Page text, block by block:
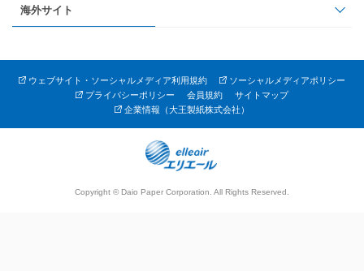
海外サイト
ウェブサイト・ソーシャルメディア利用規約
ソーシャルメディアポリシー
プライバシーポリシー
会員規約
サイトマップ
企業情報（大王製紙株式会社）
Copyright © Daio Paper Corporation. All Rights Reserved.